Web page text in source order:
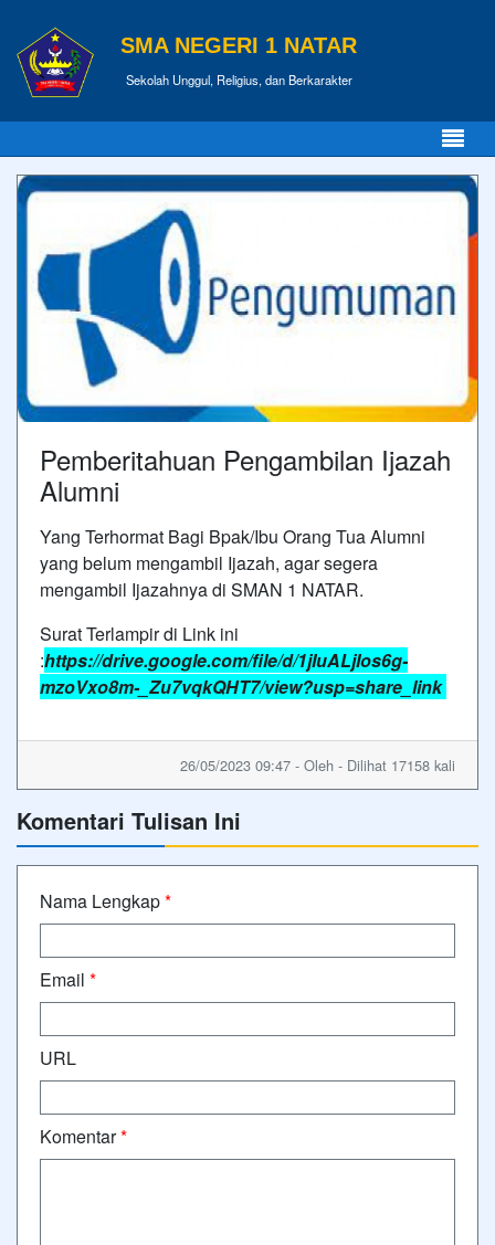
SMA NEGERI 1 NATAR
Sekolah Unggul, Religius, dan Berkarakter
Pemberitahuan Pengambilan Ijazah
Alumni
Yang Terhormat Bagi Bpak/Ibu Orang Tua Alumni
yang belum mengambil Ijazah, agar segera
mengambil Ijazahnya di SMAN 1 NATAR.
Surat Terlampir di Link ini
:https://drive.google.com/file/d/1jIuALjIos6g-
mzoVxo8m-_Zu7vqkQHT7/view?usp=share_link
26/05/2023 09:47 - Oleh - Dilihat 17158 kali
Komentari Tulisan Ini
Nama Lengkap*
Email *
URL
Komentar*